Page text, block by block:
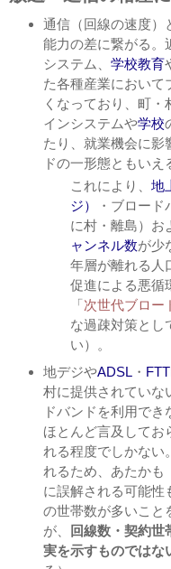
通信（回線の速度）
能力の差に繋がる。
システム、 学校教育
た各種産業において
くなっており、町
インシステムや学校
たり、就業機会に影
ドの一形態ともいえ
これにより、 地
ジ）
・ブロー
に村・離島）お
ャンネル数が少
年層が離れる人
促進による悪循
「次世代ブロー
な過疎対策とし
い）。
地デジやADSL・
村に提供されていな
ドバンドを利用で
ほとんど言及してお
れる程度でしかない
れるため、あたかも
に誤解される可能性
の世帯数が多いこと
が、
回線数・契約世
実を示すものではな